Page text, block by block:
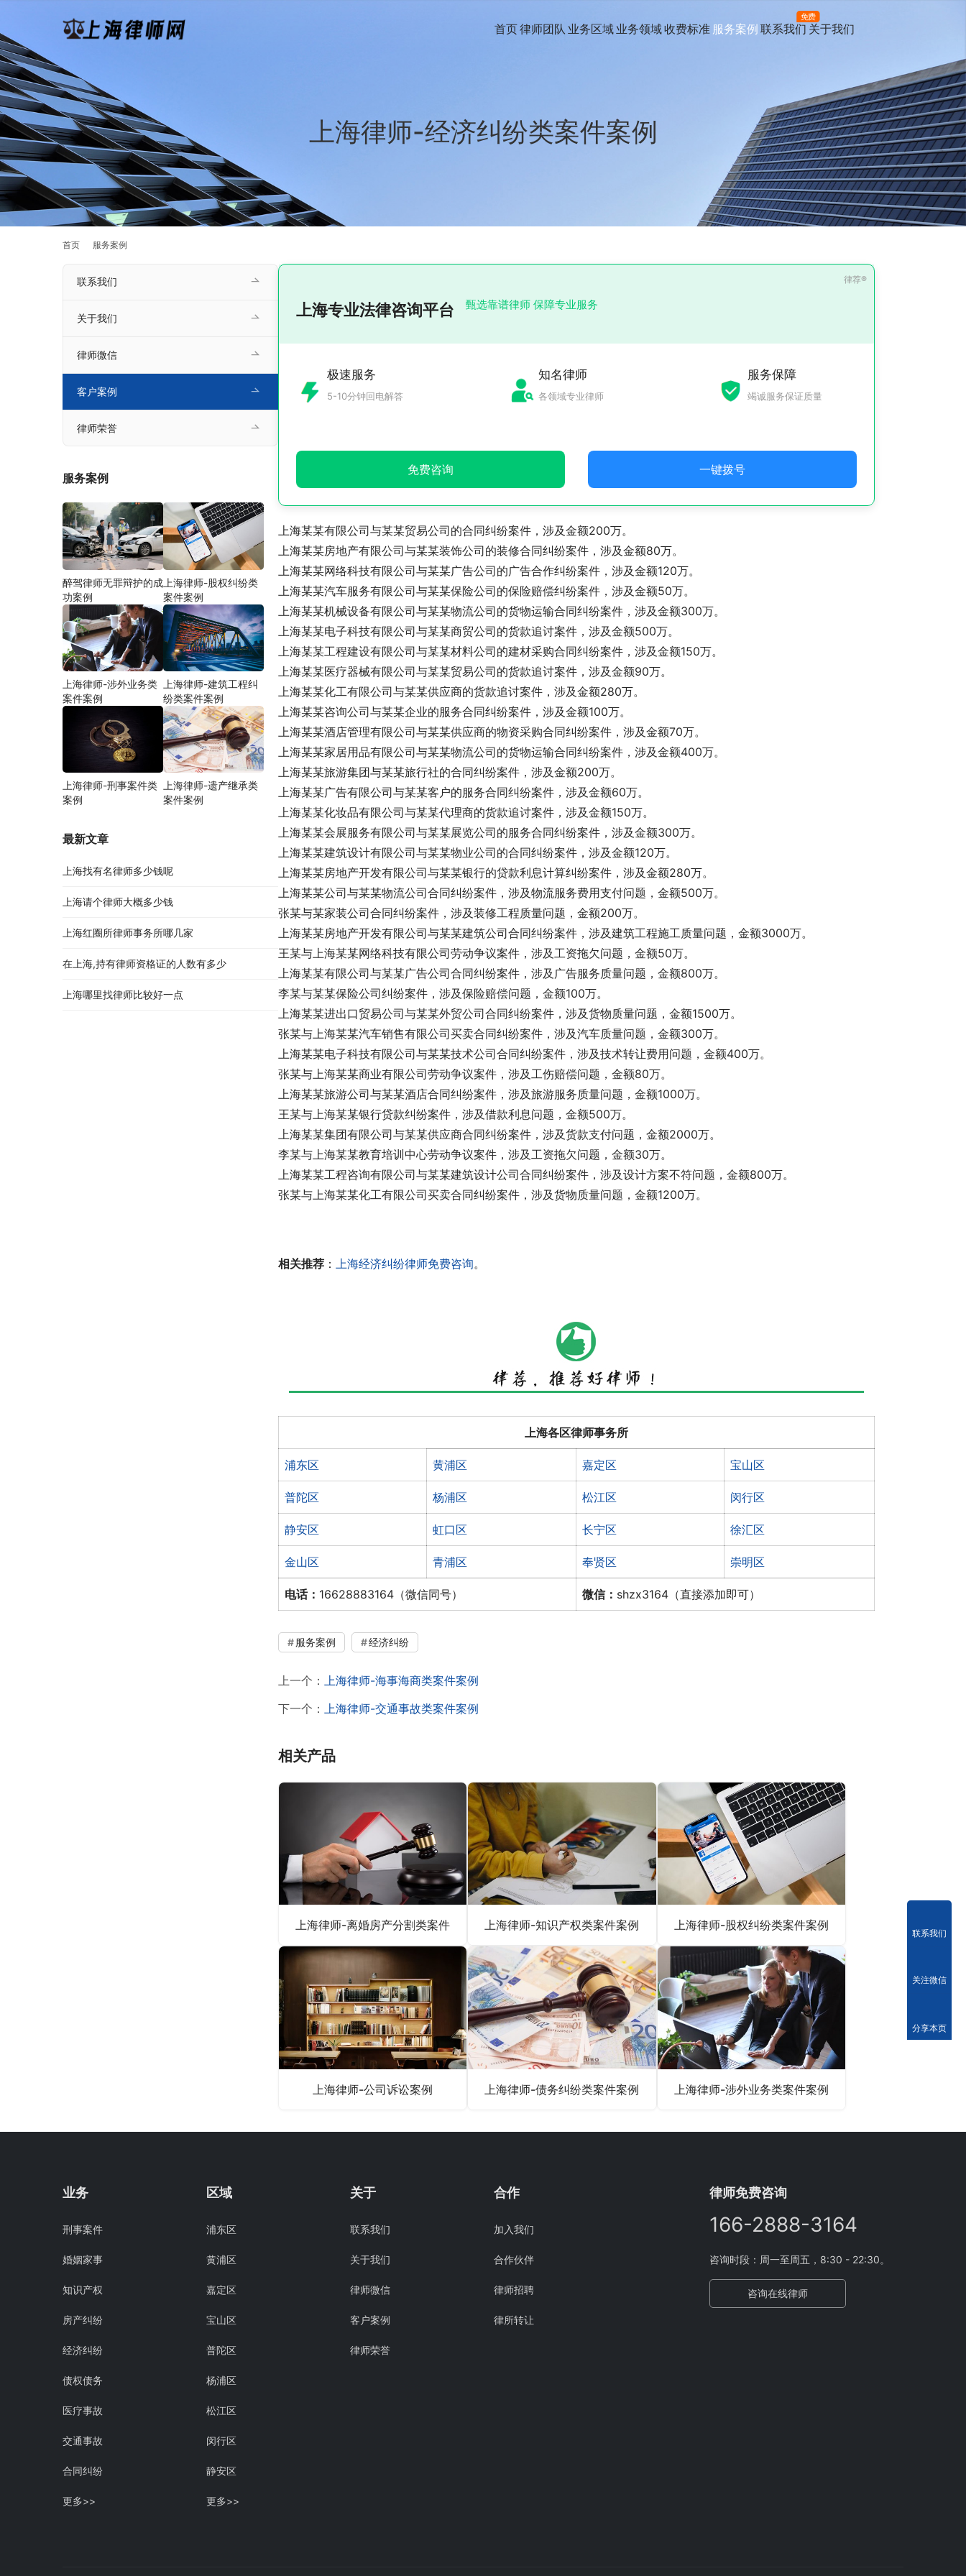
首页律师团队 业务区域 业务领域收费标准 服务案例 联系我们
免费
关于我们
上海律师-经济纠纷类案件案例
首页 服务案例
上海专业法律咨询平台 甄选靠谱律师 保障专业服务
极速服务
5-10分钟回电解答
知名律师
各领域专业律师
服务保障
竭诚服务保证质量
免费咨询 一键拨号
上海某某有限公司与某某贸易公司的合同纠纷案件，涉及金额200万。
上海某某房地产有限公司与某某装饰公司的装修合同纠纷案件，涉及金额80万。
上海某某网络科技有限公司与某某广告公司的广告合作纠纷案件，涉及金额120万。
上海某某汽车服务有限公司与某某保险公司的保险赔偿纠纷案件，涉及金额50万。
上海某某机械设备有限公司与某某物流公司的货物运输合同纠纷案件，涉及金额300万。
上海某某电子科技有限公司与某某商贸公司的货款追讨案件，涉及金额500万。
上海某某工程建设有限公司与某某材料公司的建材采购合同纠纷案件，涉及金额150万。
上海某某医疗器械有限公司与某某贸易公司的货款追讨案件，涉及金额90万。
上海某某化工有限公司与某某供应商的货款追讨案件，涉及金额280万。
上海某某咨询公司与某某企业的服务合同纠纷案件，涉及金额100万。
上海某某酒店管理有限公司与某某供应商的物资采购合同纠纷案件，涉及金额70万。
上海某某家居用品有限公司与某某物流公司的货物运输合同纠纷案件，涉及金额400万。
上海某某旅游集团与某某旅行社的合同纠纷案件，涉及金额200万。
上海某某广告有限公司与某某客户的服务合同纠纷案件，涉及金额60万。
上海某某化妆品有限公司与某某代理商的货款追讨案件，涉及金额150万。
上海某某会展服务有限公司与某某展览公司的服务合同纠纷案件，涉及金额300万。
上海某某建筑设计有限公司与某某物业公司的合同纠纷案件，涉及金额120万。
上海某某房地产开发有限公司与某某银行的贷款利息计算纠纷案件，涉及金额280万。
上海某某公司与某某物流公司合同纠纷案件，涉及物流服务费用支付问题，金额500万。
张某与某家装公司合同纠纷案件，涉及装修工程质量问题，金额200万。
上海某某房地产开发有限公司与某某建筑公司合同纠纷案件，涉及建筑工程施工质量问题，金额3000万。
王某与上海某某网络科技有限公司劳动争议案件，涉及工资拖欠问题，金额50万。
上海某某有限公司与某某广告公司合同纠纷案件，涉及广告服务质量问题，金额800万。
李某与某某保险公司纠纷案件，涉及保险赔偿问题，金额100万。
上海某某进出口贸易公司与某某外贸公司合同纠纷案件，涉及货物质量问题，金额1500万。
张某与上海某某汽车销售有限公司买卖合同纠纷案件，涉及汽车质量问题，金额300万。
上海某某电子科技有限公司与某某技术公司合同纠纷案件，涉及技术转让费用问题，金额400万。
张某与上海某某商业有限公司劳动争议案件，涉及工伤赔偿问题，金额80万。
上海某某旅游公司与某某酒店合同纠纷案件，涉及旅游服务质量问题，金额1000万。
王某与上海某某银行贷款纠纷案件，涉及借款利息问题，金额500万。
上海某某集团有限公司与某某供应商合同纠纷案件，涉及货款支付问题，金额2000万。
李某与上海某某教育培训中心劳动争议案件，涉及工资拖欠问题，金额30万。
上海某某工程咨询有限公司与某某建筑设计公司合同纠纷案件，涉及设计方案不符问题，金额800万。
张某与上海某某化工有限公司买卖合同纠纷案件，涉及货物质量问题，金额1200万。
相关推荐 ： 上海经济纠纷律师免费咨询。
上海各区律师事务所
浦东区 黄浦区 嘉定区 宝山区
普陀区 杨浦区 松江区 闵行区
静安区 虹口区 长宁区 徐汇区
金山区 青浦区 奉贤区 崇明区
电话： 16628883164（微信同号） 微信： shzx3164（直接添加即可）
服务案例 经济纠纷
上一个： 上海律师-海事海商类案件案例
下一个： 上海律师-交通事故类案件案例
相关产品
上海律师-离婚房产分割类案件 上海律师-知识产权类案件案例 上海律师-股权纠纷类案件案例
上海律师-公司诉讼案例 上海律师-债务纠纷类案件案例 上海律师-涉外业务类案件案例
联系我们
关于我们
律师微信
客户案例
律师荣誉
服务案例
醉驾律师无罪辩护的成
功案例
上海律师-股权纠纷类
案件案例
上海律师-涉外业务类
案件案例
上海律师-建筑工程纠
纷类案件案例
上海律师-刑事案件类
案例
上海律师-遗产继承类
案件案例
最新文章
上海找有名律师多少钱呢
上海请个律师大概多少钱
上海红圈所律师事务所哪几家
在上海,持有律师资格证的人数有多少
上海哪里找律师比较好一点
业务
刑事案件
婚姻家事
知识产权
房产纠纷
经济纠纷
债权债务
医疗事故
交通事故
合同纠纷
更多>>
区域
浦东区
黄浦区
嘉定区
宝山区
普陀区
杨浦区
松江区
闵行区
静安区
更多>>
关于
联系我们
关于我们
律师微信
客户案例
律师荣誉
合作
加入我们
合作伙伴
律师招聘
律所转让
律师免费咨询
166-2888-3164
咨询时段：周一至周五，8:30 - 22:30。
咨询在线律师
联系我们
关注微信
分享本页